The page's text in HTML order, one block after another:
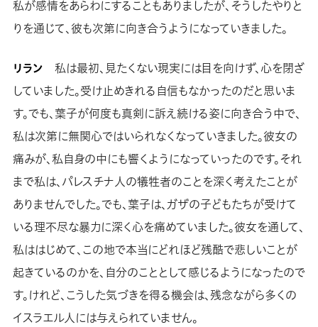
私が感情をあらわにすることもありましたが、そうしたやりと
りを通じて、彼も次第に向き合うようになっていきました。
リラン 私は最初、見たくない現実には目を向けず、心を閉ざ
していました。受け止めきれる自信もなかったのだと思いま
す。でも、葉子が何度も真剣に訴え続ける姿に向き合う中で、
私は次第に無関心ではいられなくなっていきました。彼女の
痛みが、私自身の中にも響くようになっていったのです。それ
まで私は、パレスチナ人の犠牲者のことを深く考えたことが
ありませんでした。でも、葉子は、ガザの子どもたちが受けて
いる理不尽な暴力に深く心を痛めていました。彼女を通して、
私ははじめて、この地で本当にどれほど残酷で悲しいことが
起きているのかを、自分のこととして感じるようになったので
す。けれど、こうした気づきを得る機会は、残念ながら多くの
イスラエル人には与えられていません。